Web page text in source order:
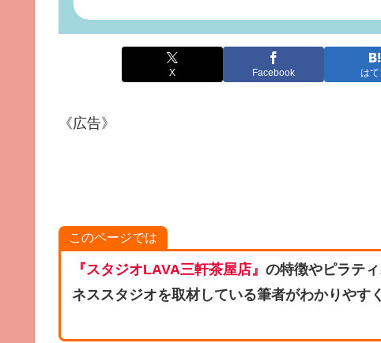
X Facebook は
《広告》
このページでは
『スタジオLAVA三軒茶屋店』の特徴やピラテ
ネススタジオを取材している筆者がわかりやす